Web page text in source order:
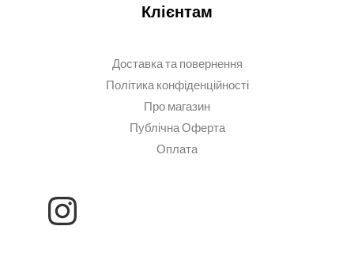
Клієнтам
Доставка та повернення
Політика конфіденційності
Про магазин
Публічна Оферта
Оплата